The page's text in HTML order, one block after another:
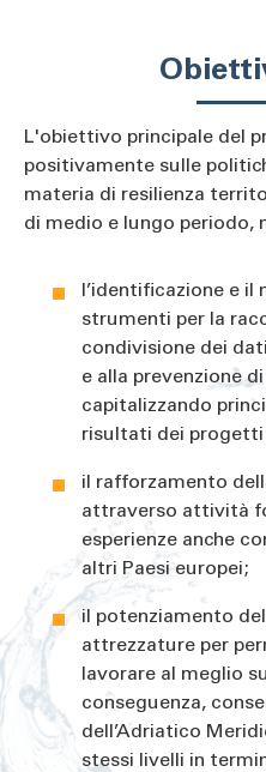
L'obiettivo principale del
positivamente sulle
materia di resilienza
di medio e lungo periodo,
l’identificazione e
strumenti per la
condivisione dei
e alla prevenzione
capitalizzando
risultati dei
il rafforzamento
attraverso attività
esperienze anche
altri Paesi europei;
il potenziamento
attrezzature per
lavorare al meglio
conseguenza,
dell’Adriatico
stessi livelli in